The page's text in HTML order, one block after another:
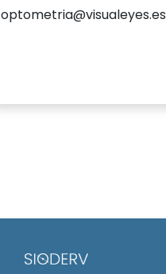
optometria@visualeyes.es